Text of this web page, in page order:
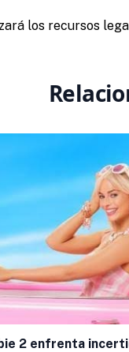
los recursos
2 enfrenta